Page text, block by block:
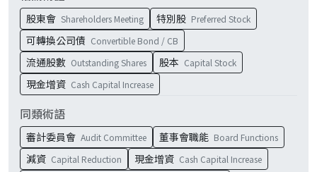
股東會 Shareholders Meeting 特別股 Preferred Stock
可轉換公司債 Convertible Bond / CB
流通股數 Outstanding Shares 股本 Capital Stock
現金增資 Cash Capital Increase
同類術語
審計委員會 Audit Committee 董事會職能 Board Functions
減資 Capital Reduction 現金增資 Cash Capital Increase